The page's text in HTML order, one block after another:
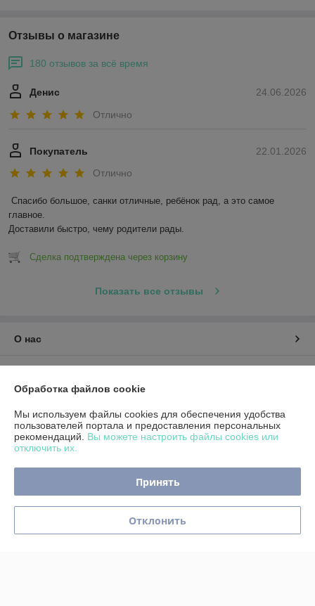
Отзывы о магазине
180 отзывов за всё время
24.06.2026
Денис
Отлично
22.01.2026
Покупатель
Отлично
Спасибо большое, санки отличные, ребёнок рад, а это самое
главное.
Доставили быстро, чему родители рады.
Сделка подтверждена через корзину
Показать все отзывы
О нас
График работы
Полная версия сайта
Политика обработки cookies
Сайт создан на платформе Deal.by
Обработка файлов cookie
Мы используем файлы cookies для обеспечения удобства
пользователей портала и предоставления персональных
рекомендаций. Вы можете настроить файлы cookies или
отключить их.
Принять
Отклонить